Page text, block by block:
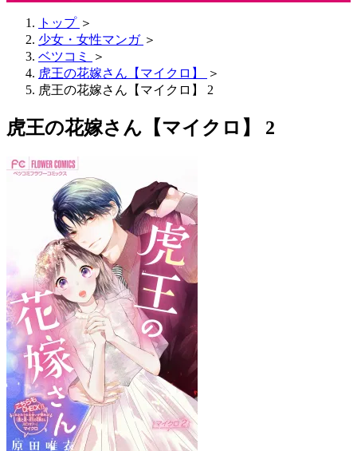
トップ ＞
少女・女性マンガ ＞
ベツコミ
＞
虎王の花嫁さん【マイクロ】
＞
虎王の花嫁さん【マイクロ】 2
虎王の花嫁さん【マイクロ】 2